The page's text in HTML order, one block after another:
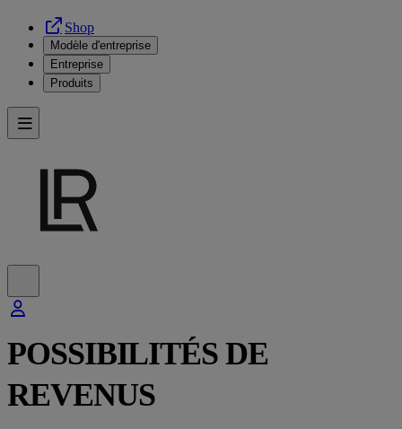
Shop
Modèle d'entreprise
Entreprise
Produits
POSSIBILITÉS DE
REVENUS